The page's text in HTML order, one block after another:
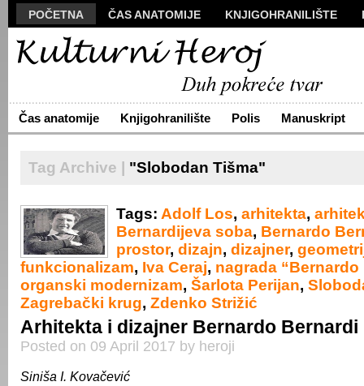
POČETNA ČAS ANATOMIJE KNJIGOHRANILIŠTE
MANUSKRIPT
VIZUALI
ARHIVA
O NAMA ŽIVA REČ KONTAKT
Čas anatomije Knjigohranilište Polis Manuskript
Tag Archive | "Slobodan Tišma"
Tags: Adolf Los, arhitekta,
Bernardijeva soba, Bernardo
prostor, dizajn, dizajner,
funkcionalizam, Iva Ceraj, nagrada “Bernardo
organski modernizam, Šarlota Perijan,
Zagrebački krug, Zdenko Strižić
Arhitekta i dizajner Bernardo Bernardi
Posted on 09 April 2017 by heroji
Siniša I. Kovačević